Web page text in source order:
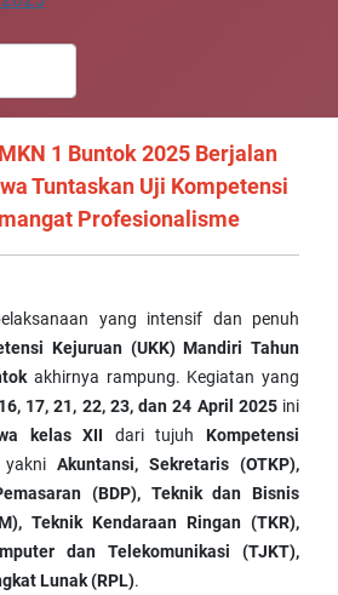
1 Buntok 2025 Berjalan
Tuntaskan Uji Kompetensi
Profesionalisme
yang intensif dan penuh
Kejuruan (UKK) Mandiri Tahun
akhirnya rampung. Kegiatan yang
16, 17, 21, 22, 23, dan 24 April 2025ini
kelas XII dari tujuh Kompetensi
Akuntansi, Sekretaris (OTKP),
(BDP), Teknik dan Bisnis
Teknik Kendaraan Ringan (TKR),
dan Telekomunikasi (TJKT),
Lunak (RPL).